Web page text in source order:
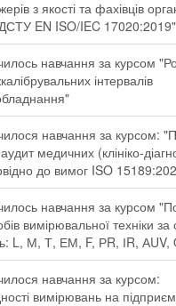
з якості та фахівців
ДСТУ EN ISO/IEC 17020:2019"
навчання за курсом
інтервалів
навчання за курсом:
медичних (клініко-
до вимог ISO
навчання за курсом
вимірювальної техніки
L, М, Т, ЕМ, F, РR, ІR,
навчання за курсом:
вимірювань на